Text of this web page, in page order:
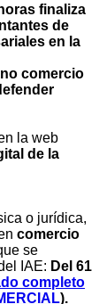
finaliza
de
en la
comercio
la web
de la
o jurídica,
comercio
se
IAE: Del 61
completo
).